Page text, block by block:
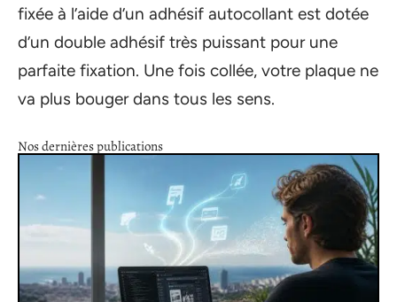
fixée à l’aide d’un adhésif autocollant est dotée
d’un double adhésif très puissant pour une
parfaite fixation. Une fois collée, votre plaque ne
va plus bouger dans tous les sens.
Nos dernières publications